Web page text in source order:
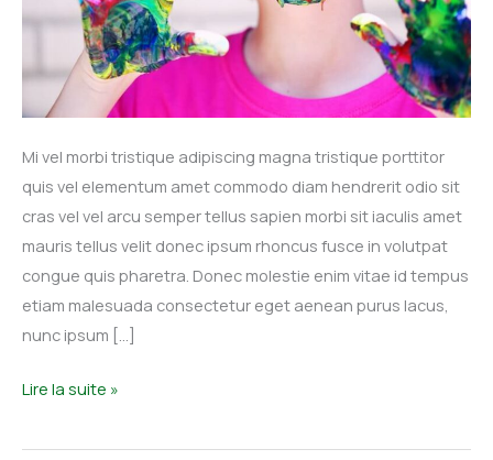
Mi vel morbi tristique adipiscing magna tristique porttitor
quis vel elementum amet commodo diam hendrerit odio sit
cras vel vel arcu semper tellus sapien morbi sit iaculis amet
mauris tellus velit donec ipsum rhoncus fusce in volutpat
congue quis pharetra. Donec molestie enim vitae id tempus
etiam malesuada consectetur eget aenean purus lacus,
nunc ipsum […]
How
improve
Lire la suite »